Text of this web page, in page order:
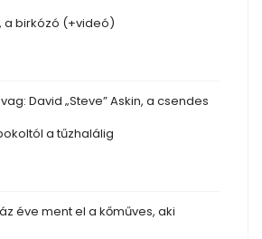
a birkózó (+videó)
David „Steve” Askin, a csendes
a tűzhalálig
éve ment el a kőműves, aki